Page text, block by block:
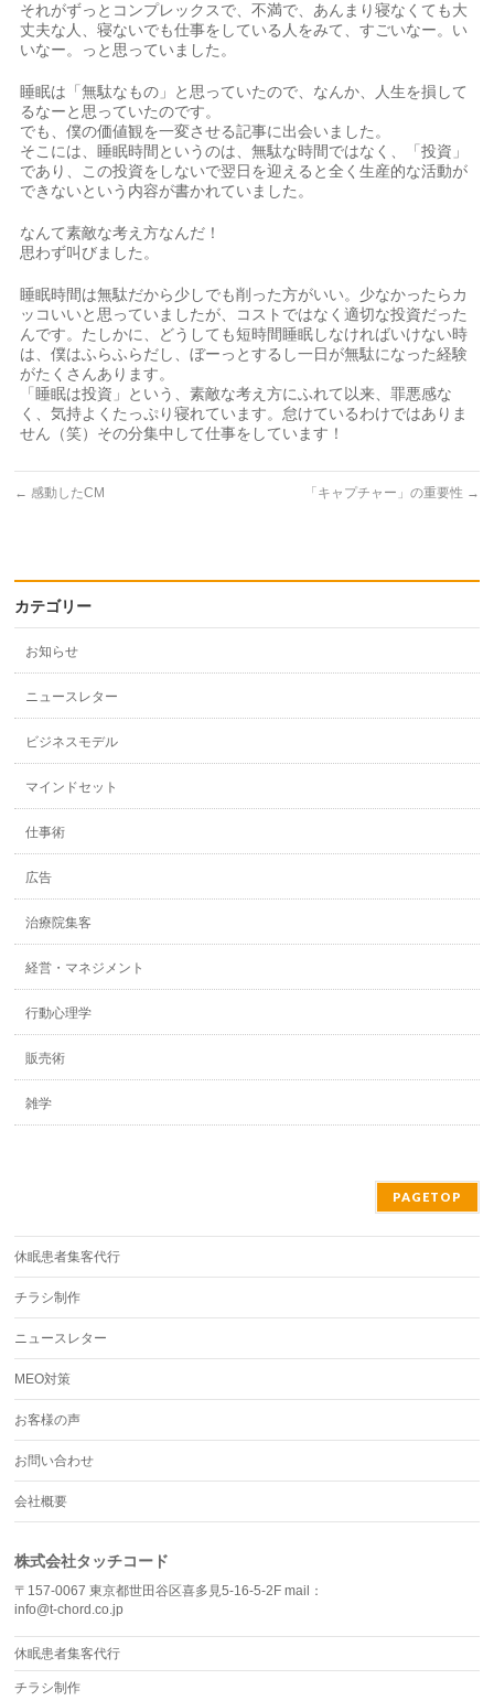
それがずっとコンプレックスで、不満で、あんまり寝なくても大
丈夫な人、寝ないでも仕事をしている人をみて、すごいなー。い
いなー。っと思っていました。
睡眠は「無駄なもの」と思っていたので、なんか、人生を損して
るなーと思っていたのです。
でも、僕の価値観を一変させる記事に出会いました。
そこには、 睡眠時間というのは、無駄な時間ではなく、「投資」
であり、この投資をしないで翌日を迎えると全く生産的な活動が
できないという内容が書かれていました。
なんて素敵な考え方なんだ！
思わず叫びました。
睡眠時間は無駄だから少しでも削った方がいい。少なかったらカ
ッコいいと思っていましたが、コストではなく適切な投資だった
んです。たしかに、どうしても短時間睡眠しなければいけない時
は、僕はふらふらだし、ぼーっとするし一日が無駄になった経験
がたくさんあります。
「睡眠は投資」という、素敵な考え方にふれて以来、罪悪感な
く、気持よくたっぷり寝れています。怠けているわけではありま
せん（笑）その分集中して仕事をしています！
← 感動したCM 「キャプチャー」の重要性 →
カテゴリー
お知らせ
ニュースレター
ビジネスモデル
マインドセット
仕事術
広告
治療院集客
経営・マネジメント
行動心理学
販売術
雑学
PAGETOP
休眠患者集客代行
チラシ制作
ニュースレター
MEO対策
お客様の声
お問い合わせ
会社概要
株式会社タッチコード
〒157-0067 東京都世田谷区喜多見5-16-5-2F mail：
info@t-chord.co.jp
休眠患者集客代行
チラシ制作